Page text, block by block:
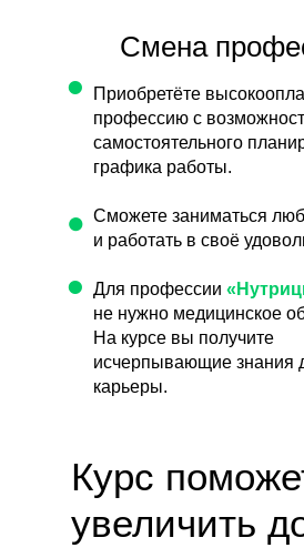
Смена
Приобретёте
профессию с
самостоятельного
графика работы.
Сможете заниматься
и работать в своё
Для профессии
не нужно медицинское
На курсе вы получите
исчерпывающие знания
карьеры.
•
•
•
Курс
увеличить